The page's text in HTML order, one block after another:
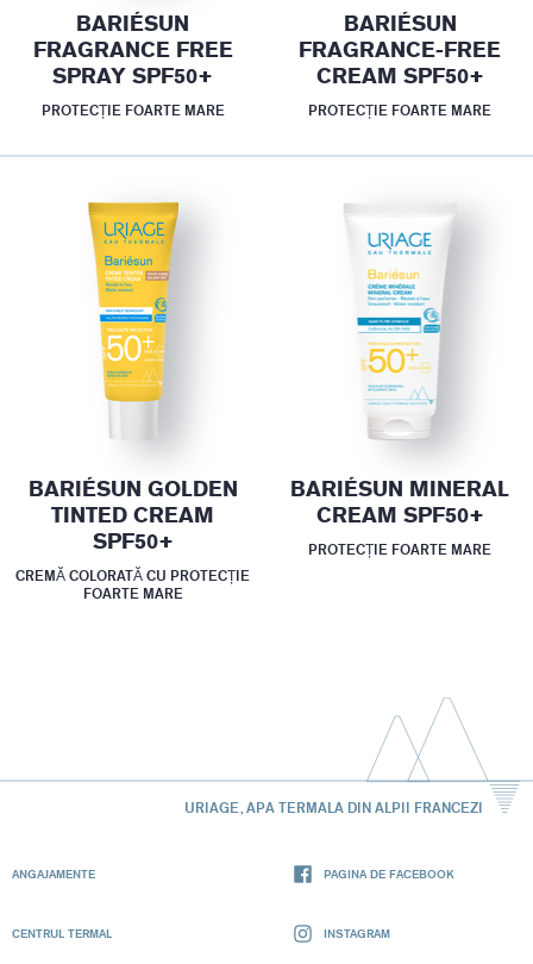
BARIÉSUN
FRAGRANCE FREE
SPRAY SPF50+
PROTECȚIE FOARTE MARE
BARIÉSUN
FRAGRANCE-FREE
CREAM SPF50+
PROTECȚIE FOARTE MARE
BARIÉSUN GOLDEN
TINTED CREAM
SPF50+
CREMĂ COLORATĂ CU PROTECȚIE
FOARTE MARE
BARIÉSUN MINERAL
CREAM SPF50+
PROTECȚIE FOARTE MARE
URIAGE, APA TERMALA DIN ALPII FRANCEZI
ANGAJAMENTE
CENTRUL TERMAL
PAGINA DE FACEBOOK
INSTAGRAM